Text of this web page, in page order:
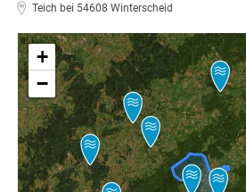
Teich bei 54608 Winterscheid
+
−